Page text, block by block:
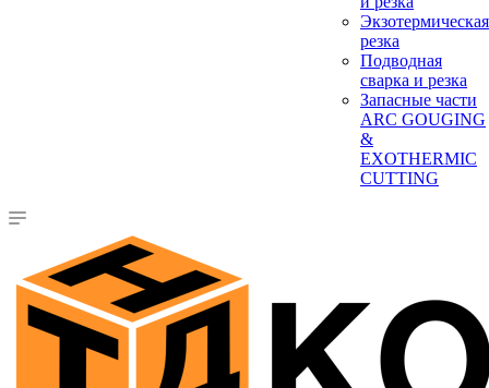
Экзотермическая
резка
Подводная
сварка и резка
Запасные части
ARC GOUGING
&
EXOTHERMIC
CUTTING